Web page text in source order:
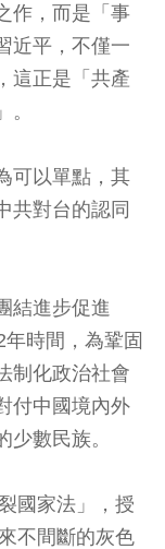
作，而是「事
近平，不僅一
這正是「共產
可以單點，其
共對台的認同
結進步促進
時間，為鞏固
制化政治社會
付中國境內外
數民族。
國家法」，授
不間斷的灰色